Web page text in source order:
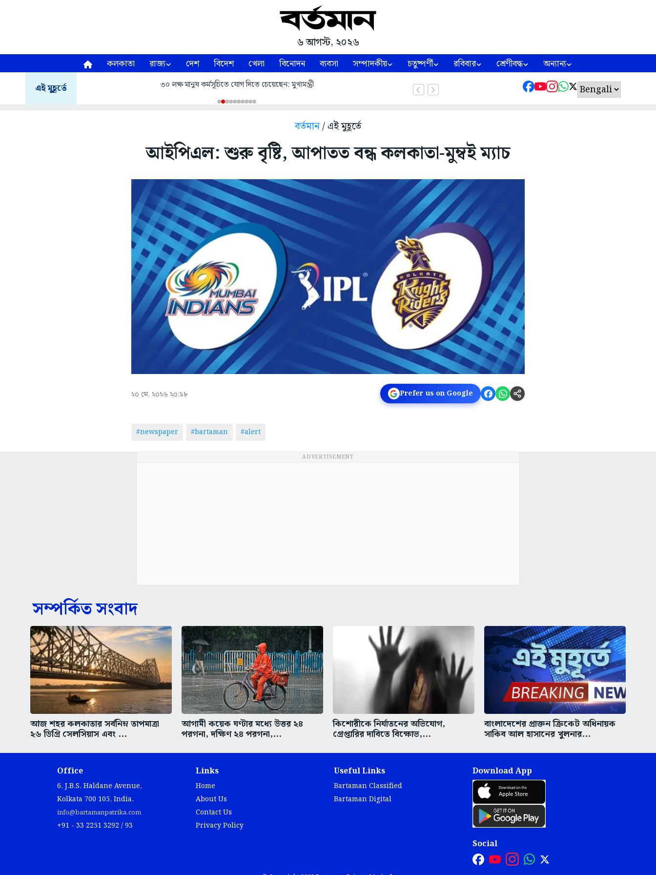
৬ আগস্ট, ২০২৬
কলকাতা রাজ্য দেশ বিদেশ খেলা বিনোদন ব্যবসা সম্পাদকীয় চতুষ্পর্ণী রবিবার শ্রেণীবদ্ধ অন্যান্য
এই মুহূর্তে ৩০ লক্ষ মানুষ কর্মসূচিতে যোগ দিতে চেয়েছেন: মুখ্যমন্ত্রী
বর্তমান/ এই মুহূর্তে
আইপিএল: শুরু বৃষ্টি, আপাতত বন্ধ কলকাতা-মুম্বই ম্যাচ
২০ মে, ২০২৬ ২০:১৮ Prefer us on Google
#newspaper #bartaman #alert
ADVERTISEMENT
সম্পর্কিত সংবাদ
আজ শহর কলকাতার সর্বনিম্ন তাপমাত্রা
২৬ ডিগ্রি সেলসিয়াস এবং ...
আগামী কয়েক ঘণ্টার মধ্যে উত্তর ২৪
পরগনা, দক্ষিণ ২৪ পরগনা,...
কিশোরীকে নির্যাতনের অভিযোগ,
গ্রেপ্তারির দাবিতে বিক্ষোভ,...
বাংলাদেশের প্রাক্তন ক্রিকেট অধিনায়ক
সাকিব আল হাসানের খুলনার...
Office
6, J.B.S. Haldane Avenue,
Kolkata 700 105, India.
info@bartamanpatrika.com
+91 - 33 2251 3292 / 93
Links
Home
About Us
Contact Us
Privacy Policy
Useful Links
Bartaman Classified
Bartaman Digital
Download App
Social